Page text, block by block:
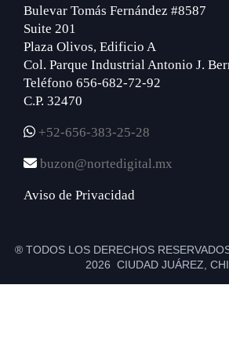
Bulevar Tomás Fernández #8587
Suite 201
Plaza Olivos, Edificio A
Col. Parque Industrial Antonio J.
Teléfono 656-682-72-92
C.P. 32470
+52-656-383-25-28
buzon@nortedigital.mx
Aviso de Privacidad
® TODOS LOS DERECHOS
2026 CIUDAD JUÁREZ,